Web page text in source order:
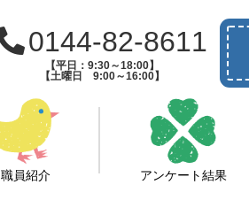
0144-82-8611
【平日：9:30～18:00】
【土曜日 9:00～16:00】
職員紹介 アンケート結果